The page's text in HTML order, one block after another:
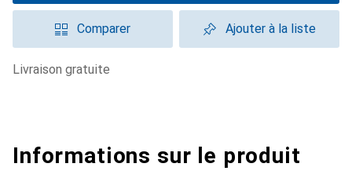
Comparer Ajouter à la liste
livraison gratuite
Informations sur le produit